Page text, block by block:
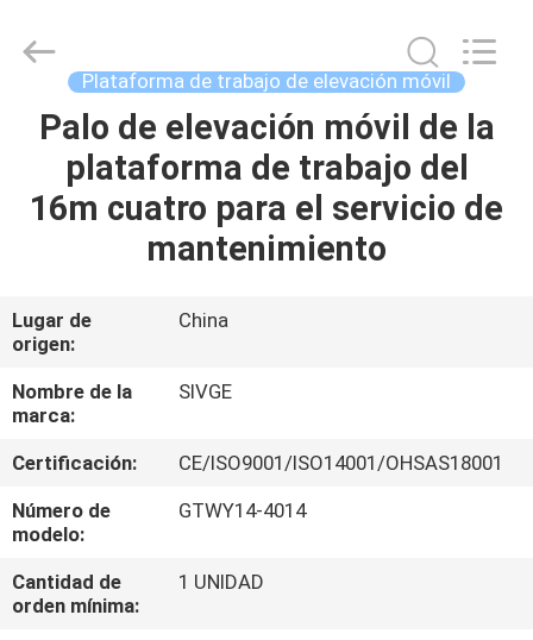
HOGAR
PRODUCTOS
SOBRE
NOSOTROS
VIAJE
DE
LA
FÁBRICA
MACHINERY
Reserved.
Plataforma de trabajo de elevación móvil
Palo de elevación móvil de la
plataforma de trabajo del
16m cuatro para el servicio de
mantenimiento
Lugar de
origen:
China
Nombre de la
marca:
SIVGE
Certificación:
CE/ISO9001/ISO14001/OHSAS18001
Número de
modelo:
GTWY14-4014
Cantidad de
orden mínima:
1 UNIDAD